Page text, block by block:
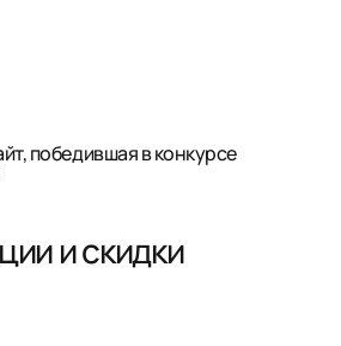
победившая в конкурсе
и скидки